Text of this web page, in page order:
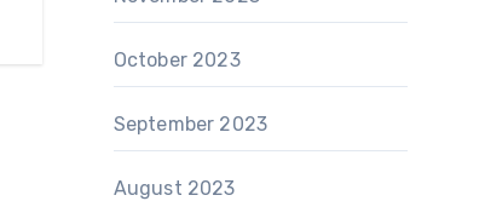
October 2023
September 2023
August 2023